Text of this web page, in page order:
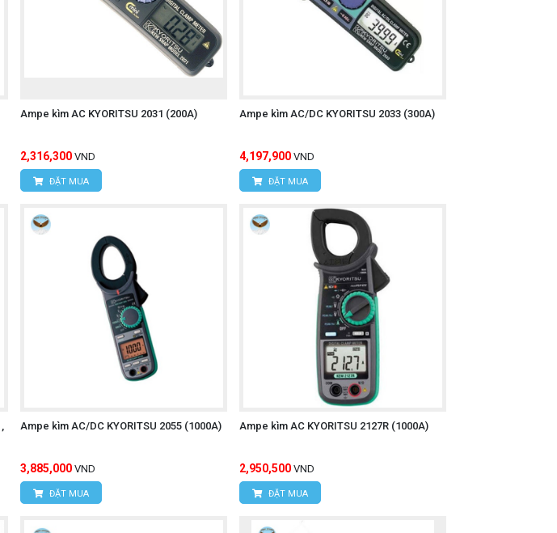
Ampe kìm AC KYORITSU 2031 (200A)
2,316,300 VND
ĐẶT MUA
Ampe kìm AC/DC KYORITSU 2033 (300A)
4,197,900 VND
ĐẶT MUA
Ampe kìm AC/DC KYORITSU 2055 (1000A)
3,885,000 VND
ĐẶT MUA
Ampe kìm AC KYORITSU 2127R (1000A)
2,950,500 VND
ĐẶT MUA